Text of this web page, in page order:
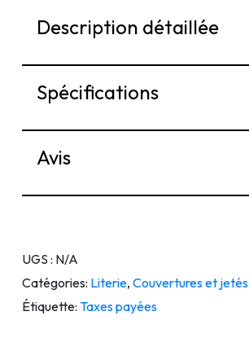
Description détaillée
Spécifications
Avis
UGS : N/A
Catégories: Literie,Couvertures et jetés
Étiquette:Taxes payées